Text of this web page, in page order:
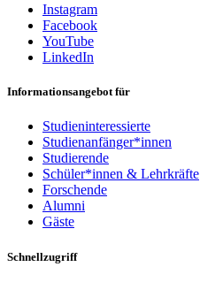
Instagram
Facebook
YouTube
LinkedIn
Informationsangebot für
Studieninteressierte
Studienanfänger*innen
Studierende
Schüler*innen & Lehrkräfte
Forschende
Alumni
Gäste
Schnellzugriff